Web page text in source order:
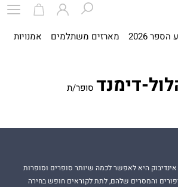
2026 מארזים משתלמים אמנויות
דימנד סופר/ת
היא לאפשר לכמה שיותר סופרים וסופרות
והמסרים שלהם, לתת לקוראים חופש בחירה